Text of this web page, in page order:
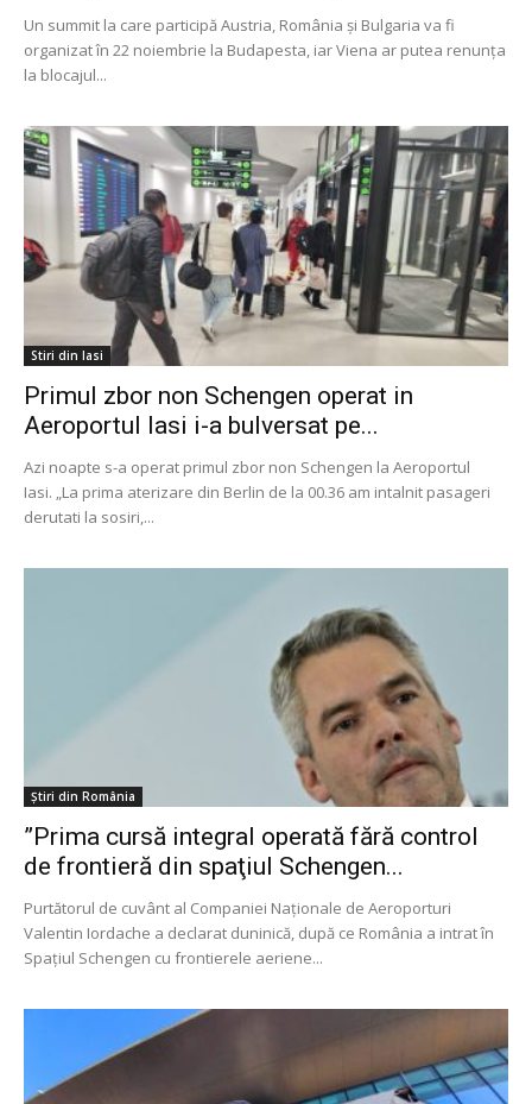
Un summit la care participă Austria, România și Bulgaria va fi
organizat în 22 noiembrie la Budapesta, iar Viena ar putea renunța
la blocajul...
Stiri din Iasi
Primul zbor non Schengen operat in
Aeroportul Iasi i-a bulversat pe...
Azi noapte s-a operat primul zbor non Schengen la Aeroportul
Iasi. „La prima aterizare din Berlin de la 00.36 am intalnit pasageri
derutati la sosiri,...
Știri din România
”Prima cursă integral operată fără control
de frontieră din spaţiul Schengen...
Purtătorul de cuvânt al Companiei Naţionale de Aeroporturi
Valentin Iordache a declarat duninică, după ce România a intrat în
Spaţiul Schengen cu frontierele aeriene...